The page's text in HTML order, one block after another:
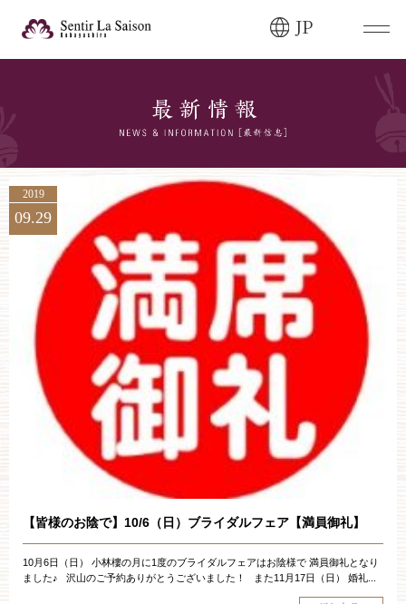
JP
0120-166-088
ご成約済み・ご列席のお客様
その他のお問い合わせ
0258-66-3155
11:00～19:00（火、水曜定休）
ブライダルフェア
資料請求
2019
09.29
【皆様のお陰で】10/6（日）ブライダルフェア【満員御礼】
10月6日（日） 小林樓の月に1度のブライダルフェアはお陰様で 満員御礼となり
ました♪ 沢山のご予約ありがとうございました！ また11月17日（日） 婚礼...